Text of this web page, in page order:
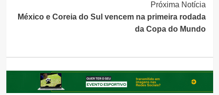
Próxima Notícia
México e Coreia do Sul vencem na primeira rodada
da Copa do Mundo